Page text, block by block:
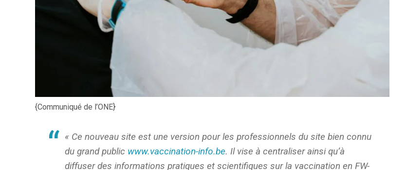
{Communiqué de l’ONE}
« Ce nouveau site est une version pour les professionnels du site bien connu
du grand public www.vaccination-info.be. Il vise à centraliser ainsi qu’à
diffuser des informations pratiques et scientifiques sur la vaccination en FW-